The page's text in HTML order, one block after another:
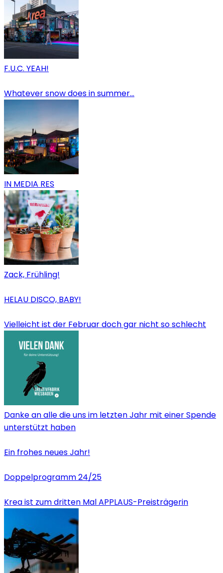
F.U.C. YEAH!
Whatever snow does in summer…
IN MEDIA RES
Zack, Frühling!
HELAU DISCO, BABY!
Vielleicht ist der Februar doch gar nicht so schlecht
Danke an alle die uns im letzten Jahr mit einer Spende
unterstützt haben
Ein frohes neues Jahr!
Doppelprogramm 24/25
Krea ist zum dritten Mal APPLAUS-Preisträgerin